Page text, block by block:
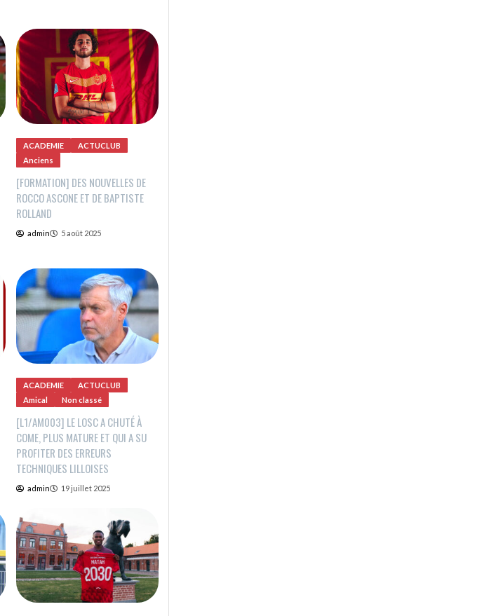
ACADEMIE
ACTUCLUB
Anciens
[FORMATION] DES NOUVELLES DE
ROCCO ASCONE ET DE BAPTISTE
ROLLAND
admin 5 août 2025
ACADEMIE
ACTUCLUB
Amical
Non classé
[L1/AM003] LE LOSC A CHUTÉ À
COME, PLUS MATURE ET QUI A SU
PROFITER DES ERREURS
TECHNIQUES LILLOISES
admin 19 juillet 2025